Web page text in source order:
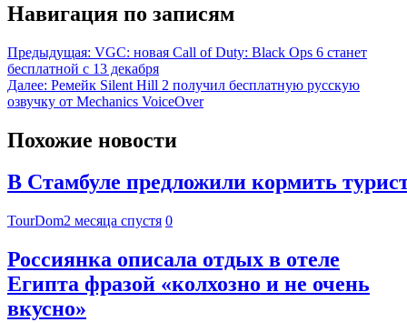
Навигация по записям
Предыдущая: VGC: новая Call of Duty: Black Ops 6 станет
бесплатной с 13 декабря
Далее: Ремейк Silent Hill 2 получил бесплатную русскую
озвучку от Mechanics VoiceOver
Похожие новости
В Стамбуле предложили кормить
TourDom2 месяца спустя 0
Россиянка описала отдых в отеле
Египта фразой «колхозно и не очень
вкусно»